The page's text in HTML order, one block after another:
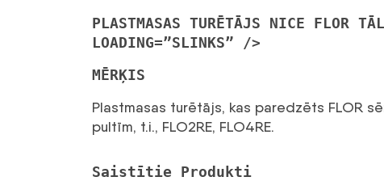
PLASTMASAS TURĒTĀJS NICE FLOR
LOADING=”SLINKS” />
MĒRĶIS
Plastmasas turētājs, kas paredzēts FLOR
pultīm, t.i., FLO2RE, FLO4RE.
Saistītie Produkti